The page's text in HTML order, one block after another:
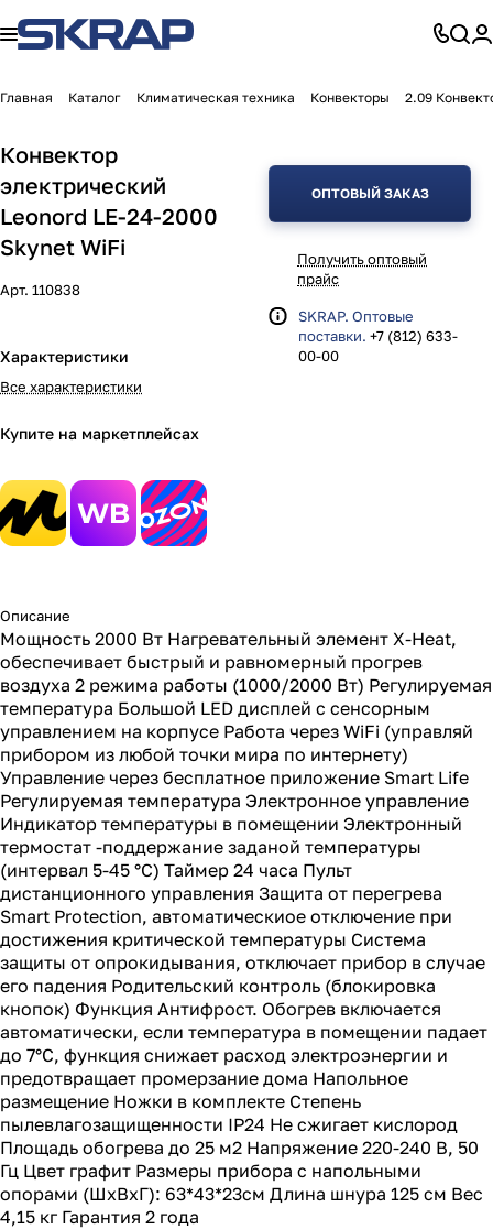
Главная Каталог Климатическая техника Конвекторы 2.09
Конвектор
электрический
Leonord LE-24-2000
Skynet WiFi
Арт. 110838
Характеристики
Все характеристики
Купите на маркетплейсах
ОПТОВЫЙ ЗАКАЗ
Получить оптовый
прайс
SKRAP. Оптовые
поставки. +7 (812) 633-
00-00
Описание
Мощность 2000 Вт Нагревательный элемент X-Heat,
обеспечивает быстрый и равномерный прогрев
воздуха 2 режима работы (1000/2000 Вт) Регулируемая
температура Большой LED дисплей с сенсорным
управлением на корпусе Работа через WiFi (управляй
прибором из любой точки мира по интернету)
Управление через бесплатное приложение Smart Life
Регулируемая температура Электронное управление
Индикатор температуры в помещении Электронный
термостат -поддержание заданой температуры
(интервал 5-45 °C) Таймер 24 часа Пульт
дистанционного управления Защита от перегрева
Smart Protection, автоматическиое отключение при
достижения критической температуры Система
защиты от опрокидывания, отключает прибор в случае
его падения Родительский контроль (блокировка
кнопок) Функция Антифрост. Обогрев включается
автоматически, если температура в помещении падает
до 7°C, функция снижает расход электроэнергии и
предотвращает промерзание дома Напольное
размещение Ножки в комплекте Степень
пылевлагозащищенности IP24 Не сжигает кислород
Площадь обогрева до 25 м2 Напряжение 220-240 В, 50
Гц Цвет графит Размеры прибора с напольными
опорами (ШхВхГ): 63*43*23см Длина шнура 125 см Вес
4,15 кг Гарантия 2 года